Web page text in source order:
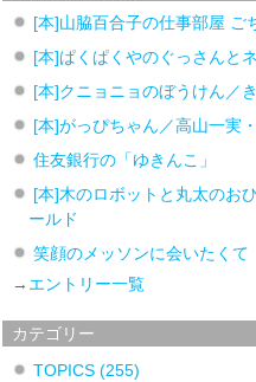
[本]山脇百合子の仕事部屋 ご
[本]ぱくぱくやのぐっさんと
[本]クニョニョのぼうけん／
[本]がっぴちゃん／高山一実
住友銀行の「ゆきんこ」
[本]木のロボットと丸太のお
ールド
笑顔のメッソンに会いたくて
→ エントリー一覧
カテゴリー
TOPICS (255)